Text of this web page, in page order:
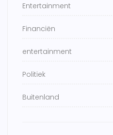
Entertainment
Financiën
entertainment
Politiek
Buitenland